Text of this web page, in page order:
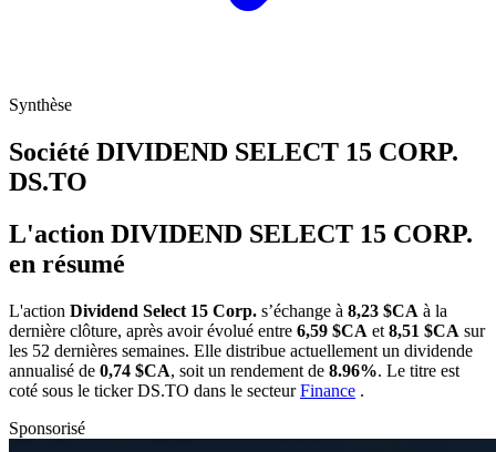
Synthèse
Société DIVIDEND SELECT 15 CORP.
DS.TO
L'action DIVIDEND SELECT 15 CORP.
en résumé
L'action Dividend Select 15 Corp. s’échange à 8,23 $CA à la
dernière clôture, après avoir évolué entre 6,59 $CA et 8,51 $CA sur
les 52 dernières semaines. Elle distribue actuellement un dividende
annualisé de 0,74 $CA, soit un rendement de 8.96%. Le titre est
coté sous le tickerDS.TO dans le secteurFinance .
Sponsorisé